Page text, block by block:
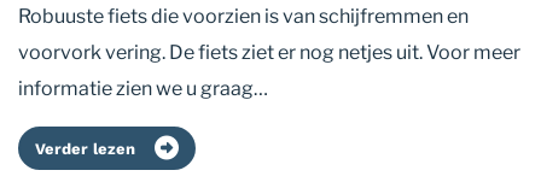
Robuuste fiets die voorzien is van schijfremmen en
voorvork vering. De fiets ziet er nog netjes uit. Voor meer
informatie zien we u graag…
Verder lezen